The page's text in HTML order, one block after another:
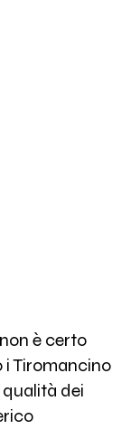
è certo
i Tiromancino
dei